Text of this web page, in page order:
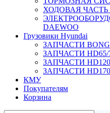
ХОДОВАЯ ЧАСТЬ
DAEWOO
Грузовики Hyundai
ЗАПЧАСТИ
ЗАПЧАСТИ HD65/
ЗАПЧАСТИ
ЗАПЧАСТИ HD170/
КМУ
Покупателям
Корзина